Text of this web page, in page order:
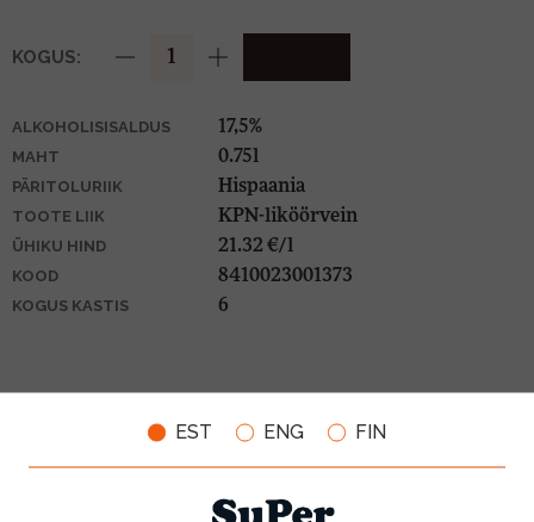
EST ENG FIN
KOGUS:
ALKOHOLISISALDUS 17,5%
MAHT 0.75l
PÄRITOLURIIK Hispaania
TOOTE LIIK KPN-liköörvein
ÜHIKU HIND 21.32 €/l
KOOD 8410023001373
KOGUS KASTIS 6